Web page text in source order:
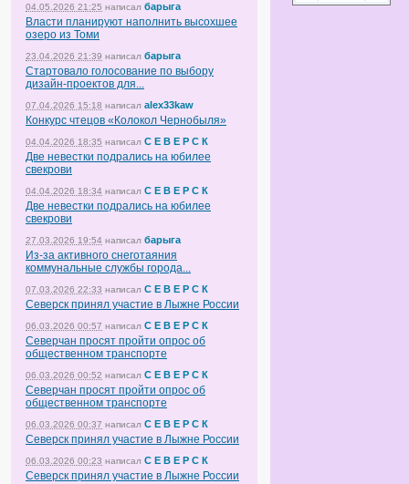
04.05.2026 21:25 написал барыга
Власти планируют наполнить высохшее
озеро из Томи
23.04.2026 21:39 написал барыга
Стартовало голосование по выбору
дизайн-проектов для...
07.04.2026 15:18 написал alex33kaw
Конкурс чтецов «Колокол Чернобыля»
04.04.2026 18:35 написал С Е В Е Р С К
Две невестки подрались на юбилее
свекрови
04.04.2026 18:34 написал С Е В Е Р С К
Две невестки подрались на юбилее
свекрови
27.03.2026 19:54 написал барыга
Из-за активного снеготаяния
коммунальные службы города...
07.03.2026 22:33 написал С Е В Е Р С К
Северск принял участие в Лыжне России
06.03.2026 00:57 написал С Е В Е Р С К
Северчан просят пройти опрос об
общественном транспорте
06.03.2026 00:52 написал С Е В Е Р С К
Северчан просят пройти опрос об
общественном транспорте
06.03.2026 00:37 написал С Е В Е Р С К
Северск принял участие в Лыжне России
06.03.2026 00:23 написал С Е В Е Р С К
Северск принял участие в Лыжне России